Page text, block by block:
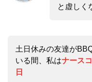
と虚しく
土日休みの友達が
いる間、私はナース
日